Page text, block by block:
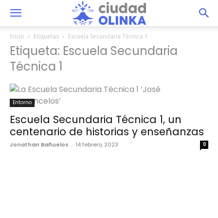
Inicio Etiquetas Escuela Secundaria Técnica 1
Etiqueta: Escuela Secundaria
Técnica 1
Entorno
Escuela Secundaria Técnica 1, un
centenario de historias y enseñanzas
Jonathan Bañuelos - 14 febrero, 2023 0